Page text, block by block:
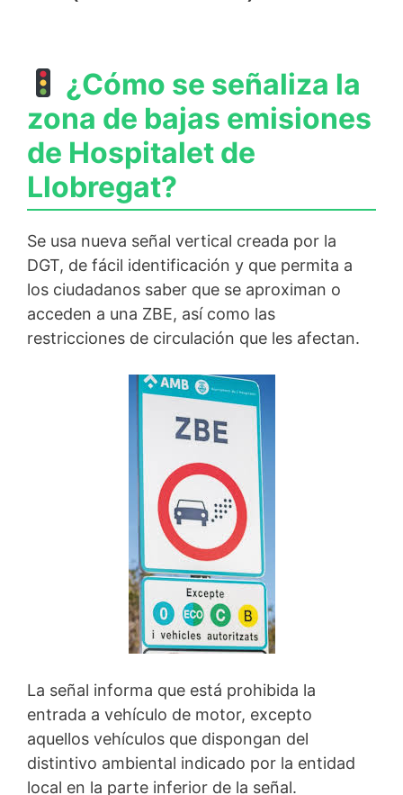
¿Cómo se señaliza la
zona de bajas emisiones
de Hospitalet de
Llobregat?
Se usa nueva señal vertical creada por la
DGT, de fácil identificación y que permita a
los ciudadanos saber que se aproximan o
acceden a una ZBE, así como las
restricciones de circulación que les afectan.
La señal informa que está prohibida la
entrada a vehículo de motor, excepto
aquellos vehículos que dispongan del
distintivo ambiental indicado por la entidad
local en la parte inferior de la señal.